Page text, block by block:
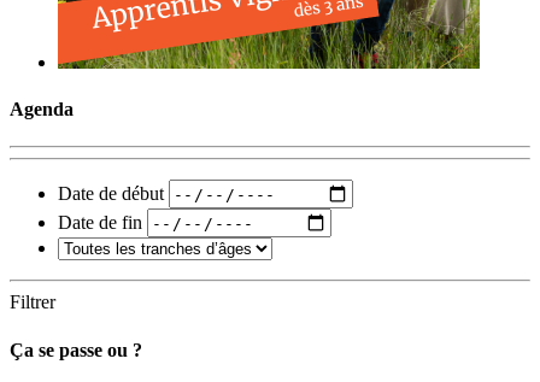
Agenda
Date de début
Date de fin
Filtrer
Ça se passe ou ?